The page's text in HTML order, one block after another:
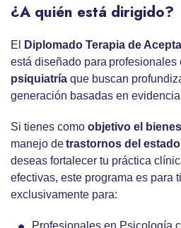
¿A quién está dirigido?
El
Diplomado Terapia de
está diseñado para profesionales
psiquiatría que buscan
generación basadas en
Si tienes como objetivo el
manejo detrastornos del
deseas fortalecer tu práctica
efectivas, este programa es para
exclusivamente para:
Profesionales en Psicología